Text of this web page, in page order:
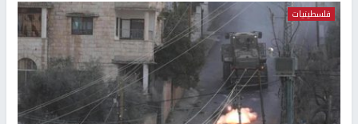
فلسطينيات